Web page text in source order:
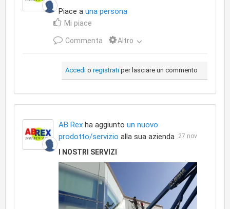
Piace a una persona
Mi piace
Commenta Altro
Accedi o registrati per lasciare un commento
AB Rex ha aggiunto un nuovo
prodotto/servizio alla sua azienda 27 nov
I NOSTRI SERVIZI